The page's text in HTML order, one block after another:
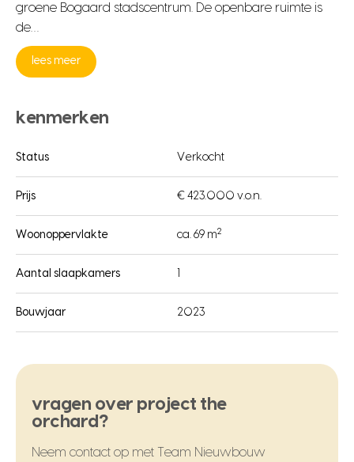
groene Bogaard stadscentrum. De openbare ruimte is
de…
lees meer
kenmerken
Status Verkocht
Prijs € 423.000 v.o.n.
Woonoppervlakte ca. 69 m2
Aantal slaapkamers
Bouwjaar 2023
vragen over project the
orchard?
Neem contact op met Team Nieuwbouw